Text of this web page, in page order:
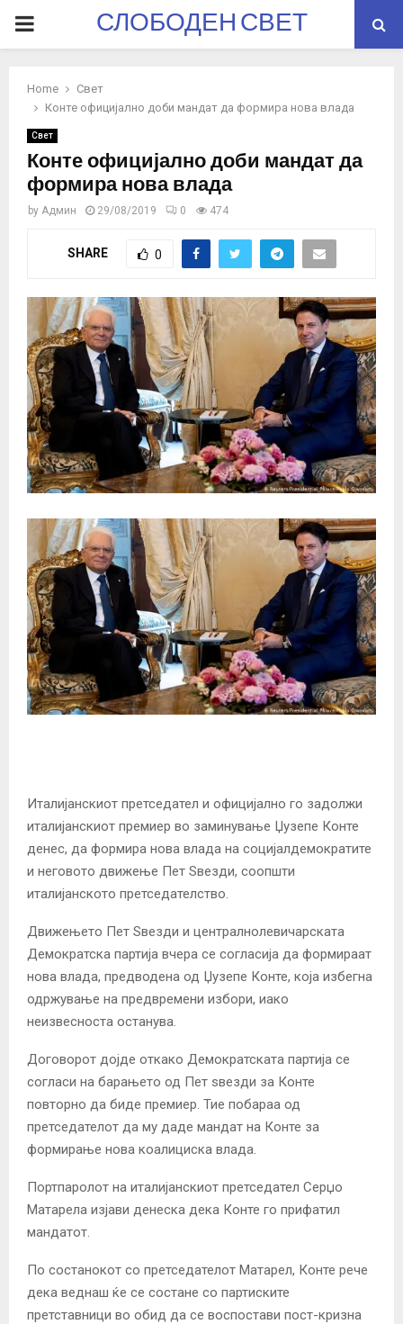
PRIMARYСЛОБОДЕН СВЕТ
Home
Свет
Конте официјално доби мандат да формира нова влада
Свет
Конте официјално доби мандат да
формира нова влада
by Админ 29/08/2019 0 474
SHARE 0
Италијанскиот претседател и официјално го задолжи
италијанскиот премиер во заминување Џузепе Конте
денес, да формира нова влада на социјалдемократите
и неговото движење Пет Sвезди, соопшти
италијанското претседателство.
Движењето Пет Sвезди и централнолевичарската
Демократска партија вчера се согласија да формираат
нова влада, предводена од Џузепе Конте, која избегна
одржување на предвремени избори, иако
неизвесноста останува.
Договорот дојде откако Демократската партија се
согласи на барањето од Пет sвезди за Конте
повторно да биде премиер. Тие побараа од
претседателот да му даде мандат на Конте за
формирање нова коалициска влада.
Портпаролот на италијанскиот претседател Серџо
Матарела изјави денеска дека Конте го прифатил
мандатот.
По состанокот со претседателот Матарел, Конте рече
дека веднаш ќе се состане со партиските
претставници во обид да се воспостави пост-кризна